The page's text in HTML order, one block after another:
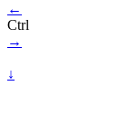
←
Ctrl
→
↓